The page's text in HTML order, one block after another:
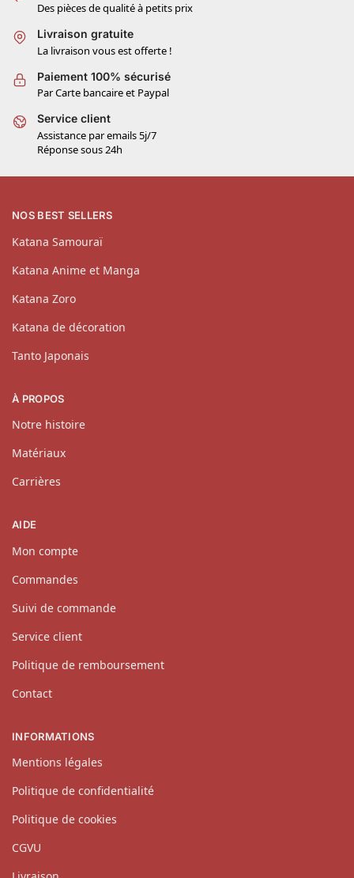
Des pièces de qualité à petits prix
Livraison gratuite
La livraison vous est offerte !
Paiement 100% sécurisé
Par Carte bancaire et Paypal
Service client
Assistance par emails 5j/7
Réponse sous 24h
NOS BEST SELLERS
Katana Samouraï
Katana Anime et Manga
Katana Zoro
Katana de décoration
Tanto Japonais
À PROPOS
Notre histoire
Matériaux
Carrières
AIDE
Mon compte
Commandes
Suivi de commande
Service client
Politique de remboursement
Contact
INFORMATIONS
Mentions légales
Politique de confidentialité
Politique de cookies
CGVU